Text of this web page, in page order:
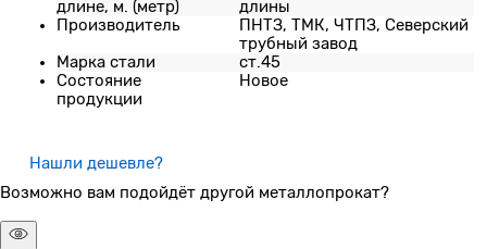
длине, м. (метр)
длины
Производитель
ПНТЗ, ТМК, ЧТПЗ, Северский
трубный завод
Марка стали
ст.45
Состояние
продукции
Новое
Нашли дешевле?
Возможно вам подойдёт другой металлопрокат?